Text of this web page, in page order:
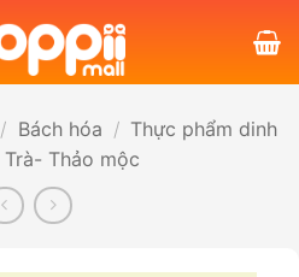
/ Bách hóa / Thực phẩm dinh
Trà- Thảo mộc